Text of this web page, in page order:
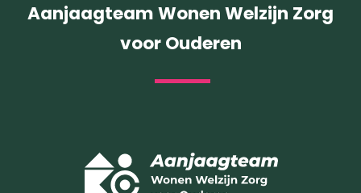
Aanjaagteam Wonen Welzijn Zorg
voor Ouderen